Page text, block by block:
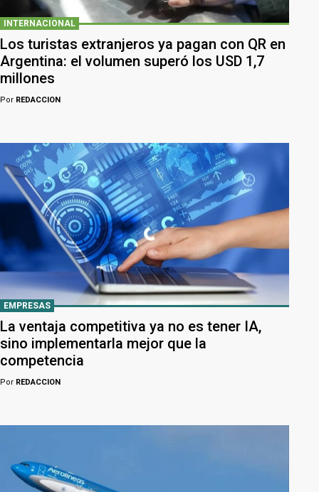
INTERNACIONAL
Los turistas extranjeros ya pagan con QR en
Argentina: el volumen superó los USD 1,7
millones
Por REDACCION
EMPRESAS
La ventaja competitiva ya no es tener IA,
sino implementarla mejor que la
competencia
Por REDACCION